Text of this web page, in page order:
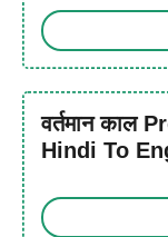
वर्तमान काल
Hindi To